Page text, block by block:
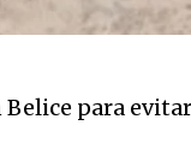
para